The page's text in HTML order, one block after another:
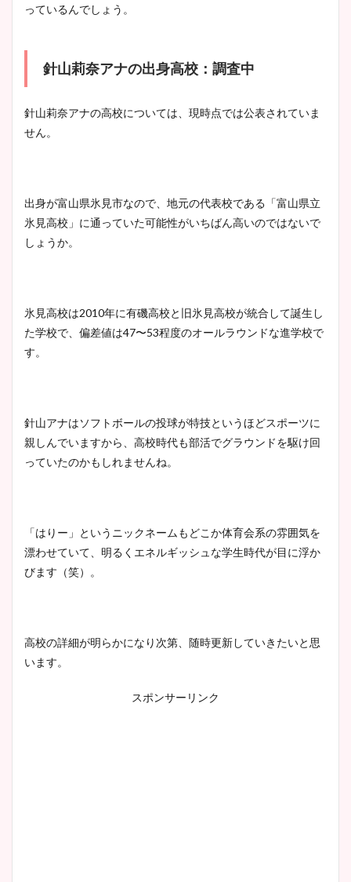
っているんでしょう。
針山莉奈アナの出身高校：調査中
針山莉奈アナの高校については、現時点では公表されていま
せん。
出身が富山県氷見市なので、地元の代表校である「富山県立
氷見高校」に通っていた可能性がいちばん高いのではないで
しょうか。
氷見高校は2010年に有磯高校と旧氷見高校が統合して誕生し
た学校で、偏差値は47〜53程度のオールラウンドな進学校で
す。
針山アナはソフトボールの投球が特技というほどスポーツに
親しんでいますから、高校時代も部活でグラウンドを駆け回
っていたのかもしれませんね。
「はりー」というニックネームもどこか体育会系の雰囲気を
漂わせていて、明るくエネルギッシュな学生時代が目に浮か
びます（笑）。
高校の詳細が明らかになり次第、随時更新していきたいと思
います。
スポンサーリンク